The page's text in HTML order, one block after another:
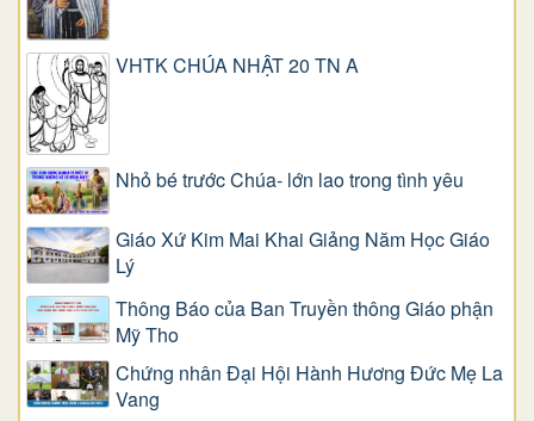
VHTK CHÚA NHẬT 20 TN A
Nhỏ bé trước Chúa- lớn lao trong tình yêu
Giáo Xứ Kim Mai Khai Giảng Năm Học Giáo
Lý
Thông Báo của Ban Truyền thông Giáo phận
Mỹ Tho
Chứng nhân Đại Hội Hành Hương Đức Mẹ La
Vang